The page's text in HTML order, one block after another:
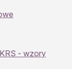
- wzory